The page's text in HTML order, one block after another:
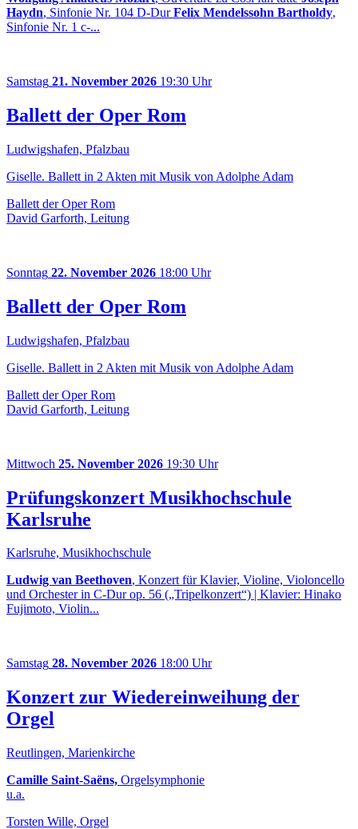
Haydn, Sinfonie Nr. 104 D-DurFelix Mendelssohn Bartholdy,
Sinfonie Nr. 1 c-...
Samstag 21. November 2026 19:30 Uhr
Ballett der Oper Rom
Ludwigshafen, Pfalzbau
Giselle. Ballett in 2 Akten mit Musik von Adolphe Adam
Ballett der Oper Rom
David Garforth, Leitung
Sonntag 22. November 2026 18:00 Uhr
Ballett der Oper Rom
Ludwigshafen, Pfalzbau
Giselle. Ballett in 2 Akten mit Musik von Adolphe Adam
Ballett der Oper Rom
David Garforth, Leitung
Mittwoch 25. November 2026 19:30 Uhr
Prüfungskonzert Musikhochschule
Karlsruhe
Karlsruhe, Musikhochschule
Ludwig van Beethoven, Konzert für Klavier, Violine, Violoncello
und Orchester in C-Dur op. 56 („Tripelkonzert“) | Klavier: Hinako
Fujimoto, Violin...
Samstag 28. November 2026 18:00 Uhr
Konzert zur Wiedereinweihung der
Orgel
Reutlingen, Marienkirche
Camille Saint-Saëns, Orgelsymphonie
u.a.
Torsten Wille, Orgel